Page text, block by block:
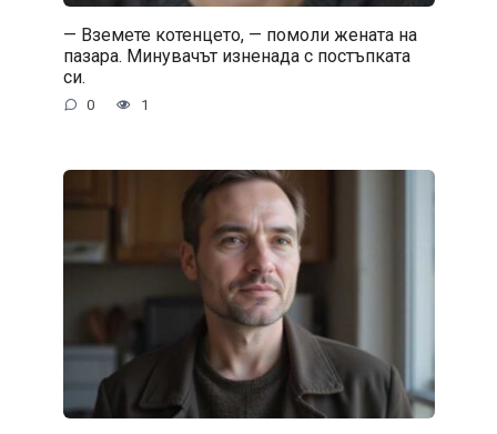
— Вземете котенцето, — помоли жената на
пазара. Минувачът изненада с постъпката
си.
0 1